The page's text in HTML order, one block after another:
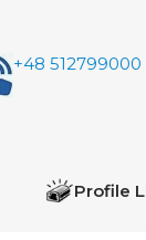
+48 512799000
Profile